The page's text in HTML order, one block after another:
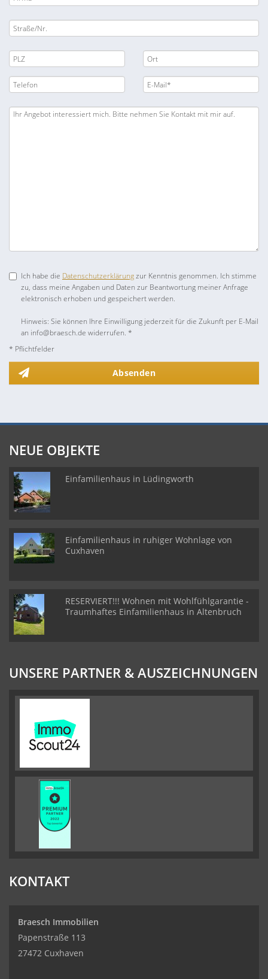
Ich habe die Datenschutzerklärungzur Kenntnis genommen. Ich stimme
zu, dass meine Angaben und Daten zur Beantwortung meiner Anfrage
elektronisch erhoben und gespeichert werden.
Hinweis: Sie können Ihre Einwilligung jederzeit für die Zukunft per E-Mail
an info@braesch.de widerrufen. *
* Pflichtfelder
Absenden
NEUE OBJEKTE
Einfamilienhaus in Lüdingworth
Einfamilienhaus in ruhiger Wohnlage von
Cuxhaven
RESERVIERT!!! Wohnen mit Wohlfühlgarantie -
Traumhaftes Einfamilienhaus in Altenbruch
UNSERE PARTNER & AUSZEICHNUNGEN
KONTAKT
Braesch Immobilien
Papenstraße 113
27472 Cuxhaven